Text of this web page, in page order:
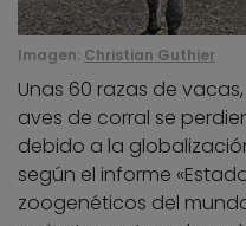
Imagen: Christian Guthier
Unas 60 razas de
aves de corral se
debido a la
según el informe
zoogenéticos del